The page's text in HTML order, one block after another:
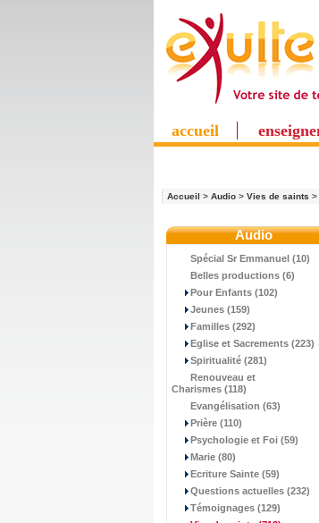
accueil
Accueil > Audio > Vies de saints >
Audio
Spécial Sr Emmanuel (10)
Belles productions (6)
Pour Enfants (102)
Jeunes (159)
Familles (292)
Eglise et Sacrements (223)
Spiritualité (281)
Renouveau et
Charismes (118)
Evangélisation (63)
Prière (110)
Psychologie et Foi (59)
Marie (80)
Ecriture Sainte (59)
Questions actuelles (232)
Témoignages (129)